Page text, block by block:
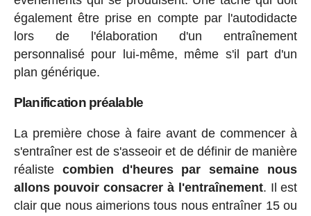
également être prise en compte par l'autodidacte
lors de l'élaboration d'un entraînement
personnalisé pour lui-même, même s'il part d'un
plan générique.
Planification préalable
La première chose à faire avant de commencer à
s'entraîner est de s'asseoir et de définir de manière
réaliste combien d'heures par semaine nous
allons pouvoir consacrer à l'entraînement. Il est
clair que nous aimerions tous nous entraîner 15 ou